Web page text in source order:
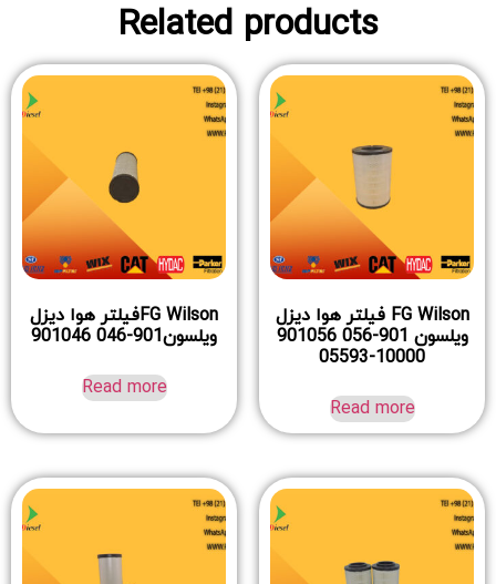
Related products
FG Wilson فیلتر هوا دیزل
ویلسون 901-056 901056
10000-05593
Read more
FG Wilsonفیلتر هوا دیزل
ویلسون901-046 901046
Read more